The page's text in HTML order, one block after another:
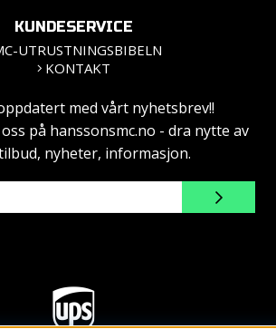
KUNDESERVICE
UTRUSTNINGSBIBELN
KONTAKT
med vårt nyhetsbrev!!
på hanssonsmc.no - dra nytte av
nyheter, informasjon.